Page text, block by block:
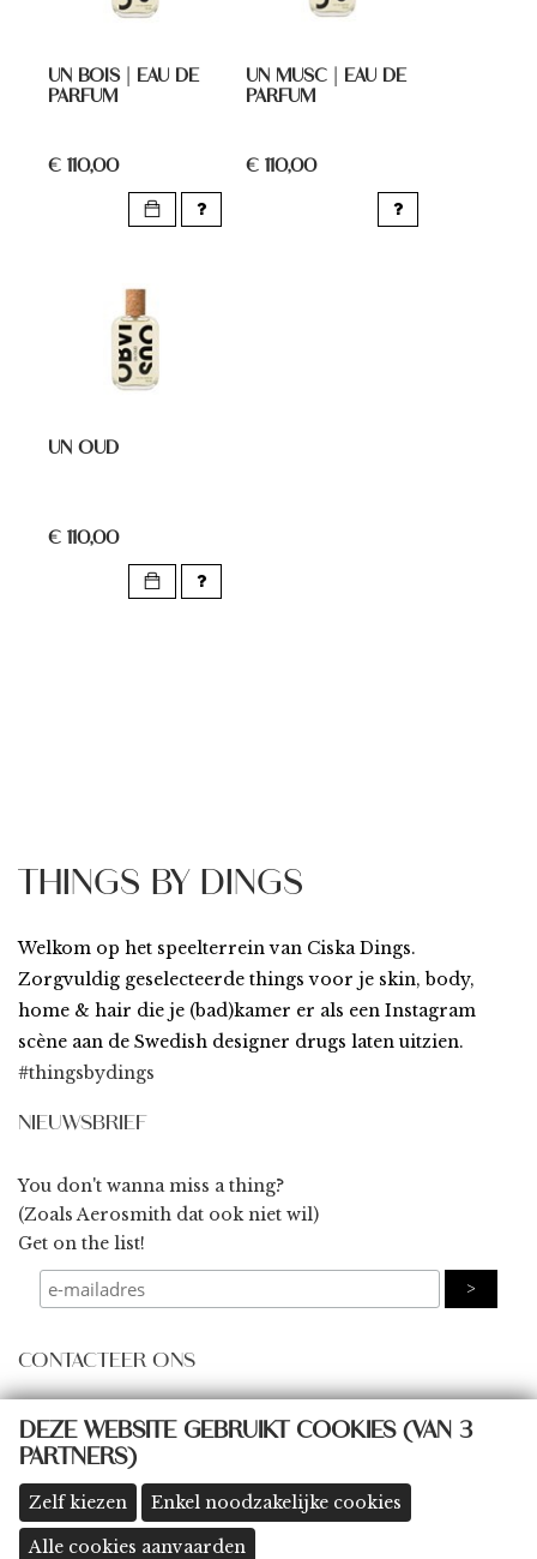
UN BOIS | EAU DE
PARFUM
€ 110,00
UN MUSC | EAU DE
PARFUM
€ 110,00
UN OUD
€ 110,00
DEZE WEBSITE GEBRUIKT COOKIES (VAN 3
PARTNERS)
Zelf kiezen Enkel noodzakelijke cookies
Alle cookies aanvaarden
THINGS BY DINGS
Welkom op het speelterrein van Ciska Dings.
Zorgvuldig geselecteerde things voor je skin, body,
home & hair die je (bad)kamer er als een Instagram
scène aan de Swedish designer drugs laten uitzien.
#thingsbydings
NIEUWSBRIEF
You don't wanna miss a thing?
(Zoals Aerosmith dat ook niet wil)
Get on the list!
CONTACTEER ONS
some@thingsbydings.com
@thingsbydings
shop: Klein Boom 8A, 2580 Putte(meer details >>)